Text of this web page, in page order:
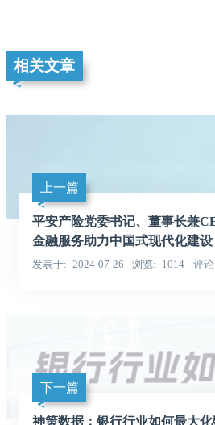
相关文章
上一篇
平安产险党委书记、董事长兼
金融服务助力中国式现代化建设
发表于 2024-07-26 浏览 1014 评论
下一篇
神策数据：银行行业如何最大化